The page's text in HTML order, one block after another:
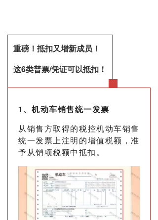
重磅！抵扣又增新成员！
这6类普票/凭证可以抵扣！
1、机动车销售统一发票
从销售方取得的税控机动车销售
统一发票上注明的增值税额，准
予从销项税额中抵扣。